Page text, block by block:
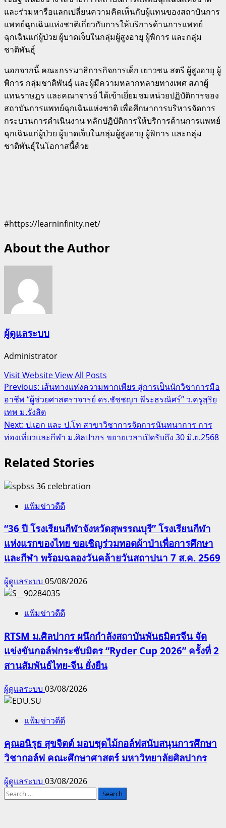
และร่วมหารือแลกเปลี่ยนความคิดเห็นกับผู้แทนของสถาบันการ
แพทย์ฉุกเฉินแห่งชาติเกี่ยวกับการให้บริการด้านการแพทย์
ฉุกเฉินแก่ผู้ป่วย ผู้บาดเจ็บในกลุ่มผู้สูงอายุ ผู้พิการ และกลุ่ม
ชาติพันธุ์
นอกจากนี้ คณะกรรมาธิการกิจการเด็ก เยาวชน สตรี ผู้สูงอายุ ผู้
พิการ กลุ่มชาติพันธุ์ และผู้มีความหลากหลายทางเพศ สภาผู้
แทนราษฎร และคณาจารย์ ได้เข้าเยี่ยมชมหน่วยปฏิบัติการของ
สถาบันการแพทย์ฉุกเฉินแห่งชาติ เพื่อศึกษาการบริหารจัดการ
กระบวนการดำเนินงาน หลักปฏิบัติการให้บริการด้านการแพทย์
ฉุกเฉินแก่ผู้ป่วย ผู้บาดเจ็บในกลุ่มผู้สูงอายุ ผู้พิการ และกลุ่ม
ชาติพันธุ์ในโอกาสนี้ด้วย
#https://learninfinity.net/
About the Author
ผู้ดูแลระบบ
Administrator
Visit WebsiteView All Posts
Post
navigation
Previous: เส้นทางแห่งความพากเพียร สู่การเป็นนักวิชาการมือ
อาชีพ “ผู้ช่วยศาสตราจารย์ ดร.ชัชชญา พีระธรณิศร์” ว.ครูสุริย
เทพ ม.รังสิต
Next: ป.เอก และ ป.โท สาขาวิชาการจัดการนันทนาการ การ
ท่องเที่ยวและกีฬา ม.ศิลปากร ขยายเวลาเปิดรับถึง 30 มิ.ย.2568
Related Stories
แฟ้มข่าวดีดี
“36 ปี โรงเรียนกีฬาจังหวัดสุพรรณบุรี” โรงเรียนกีฬา
แห่งแรกของไทย ขอเชิญร่วมทอดผ้าป่าเพื่อการศึกษา
และกีฬา พร้อมฉลองวันคล้ายวันสถาปนา 7 ส.ค. 2569
ผู้ดูแลระบบ 05/08/2026
แฟ้มข่าวดีดี
RTSM ม.ศิลปากร ผนึกกำลังสถาบันพันธมิตรจีน จัด
แข่งขันกอล์ฟกระชับมิตร “Ryder Cup 2026” ครั้งที่ 2
สานสัมพันธ์ไทย-จีน ยั่งยืน
ผู้ดูแลระบบ 03/08/2026
แฟ้มข่าวดีดี
คุณอนิรุธ สุขจิตต์ มอบชุดไม้กอล์ฟสนับสนุนการศึกษา
วิชากอล์ฟ คณะศึกษาศาสตร์ มหาวิทยาลัยศิลปากร
ผู้ดูแลระบบ 03/08/2026
Search